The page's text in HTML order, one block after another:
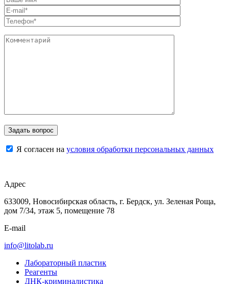
Я согласен на условия обработки персональных данных
Адрес
633009, Новосибирская область, г. Бердск, ул. Зеленая Роща,
дом 7/34, этаж 5, помещение 78
E-mail
info@litolab.ru
Лабораторный пластик
Реагенты
ДНК-криминалистика